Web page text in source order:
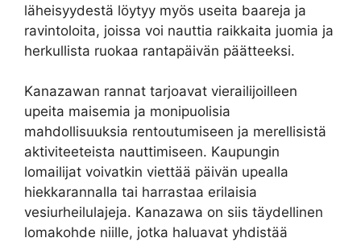
läheisyydestä löytyy myös useita baareja ja
ravintoloita, joissa voi nauttia raikkaita juomia ja
herkullista ruokaa rantapäivän päätteeksi.
Kanazawan rannat tarjoavat vierailijoilleen
upeita maisemia ja monipuolisia
mahdollisuuksia rentoutumiseen ja merellisistä
aktiviteeteista nauttimiseen. Kaupungin
lomailijat voivatkin viettää päivän upealla
hiekkarannalla tai harrastaa erilaisia
vesiurheilulajeja. Kanazawa on siis täydellinen
lomakohde niille, jotka haluavat yhdistää